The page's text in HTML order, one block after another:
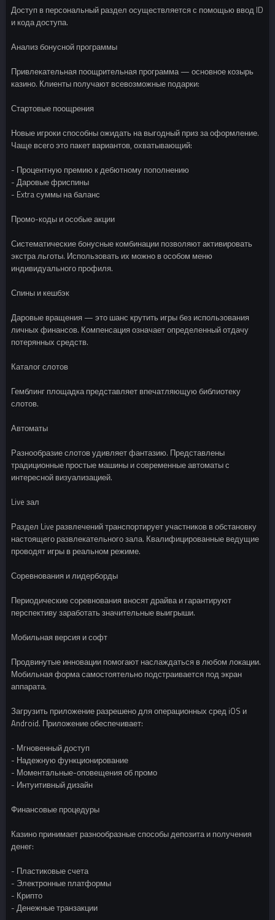
Доступ в персональный раздел осуществляется с помощью ввод ID
и кода доступа.
Анализ бонусной программы
Привлекательная поощрительная программа — основное козырь
казино. Клиенты получают всевозможные подарки:
Стартовые поощрения
Новые игроки способны ожидать на выгодный приз за оформление.
Чаще всего это пакет вариантов, охватывающий:
- Процентную премию к дебютному пополнению
- Даровые фриспины
- Extra суммы на баланс
Промо-коды и особые акции
Систематические бонусные комбинации позволяют активировать
экстра льготы. Использовать их можно в особом меню
индивидуального профиля.
Спины и кешбэк
Даровые вращения — это шанс крутить игры без использования
личных финансов. Компенсация означает определенный отдачу
потерянных средств.
Каталог слотов
Гемблинг площадка представляет впечатляющую библиотеку
слотов.
Автоматы
Разнообразие слотов удивляет фантазию. Представлены
традиционные простые машины и современные автоматы с
интересной визуализацией.
Live зал
Раздел Live развлечений транспортирует участников в обстановку
настоящего развлекательного зала. Квалифицированные ведущие
проводят игры в реальном режиме.
Соревнования и лидерборды
Периодические соревнования вносят драйва и гарантируют
перспективу заработать значительные выигрыши.
Мобильная версия и софт
Продвинутые инновации помогают наслаждаться в любом локации.
Мобильная форма самостоятельно подстраивается под экран
аппарата.
Загрузить приложение разрешено для операционных сред iOS и
Android. Приложение обеспечивает:
- Мгновенный доступ
- Надежную функционирование
- Моментальные-оповещения об промо
- Интуитивный дизайн
Финансовые процедуры
Казино принимает разнообразные способы депозита и получения
денег:
- Пластиковые счета
- Электронные платформы
- Крипто
- Денежные транзакции